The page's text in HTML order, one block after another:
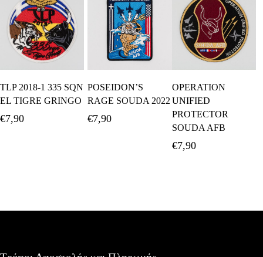
Καλάθι
TLP 2018-1 335 SQN
EL TIGRE GRINGO
€7,90
Καλάθι
POSEIDON’S
RAGE SOUDA 2022
€7,90
Περισσότερα
OPERATION
UNIFIED
PROTECTOR
SOUDA AFB
€7,90